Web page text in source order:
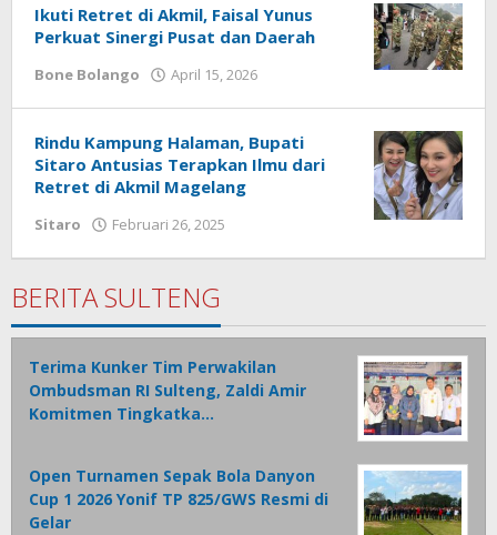
Ikuti Retret di Akmil, Faisal Yunus
Perkuat Sinergi Pusat dan Daerah
Bone Bolango April 15, 2026
Rindu Kampung Halaman, Bupati
Sitaro Antusias Terapkan Ilmu dari
Retret di Akmil Magelang
Sitaro Februari 26, 2025
BERITA SULTENG
Terima Kunker Tim Perwakilan
Ombudsman RI Sulteng, Zaldi Amir
Komitmen Tingkatka…
Open Turnamen Sepak Bola Danyon
Cup 1 2026 Yonif TP 825/GWS Resmi di
Gelar